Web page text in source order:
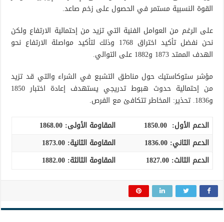
القوة النسبية مستمر في الحصول على زخم صاعد.
على الرغم من العوامل الفنية التي تزيد من إحتمالية الارتفاع ولكن
نحن نفضل تأكيد اختراق 1768 وذلك لتأكيد مواصلة الارتفاع نحو
الهدف الممتد 1873 و1882 على التوالي.
مؤشر ستوكاستيك حول مناطق التشبع في الشراء والتي قد تزيد
من إحتمالية حدوث هبوط تدريجي يستهدف إعادة اختبار 1850
و1836. تحذير: المخاطر تتكافئ مع الفرص.
الدعم الأول: 1850.00 المقاومة الأولى: 1868.00
الدعم الثاني: 1836.00 المقاومة الثانية: 1873.00
الدعم الثالث:
1827.00 المقاومة الثالثة: 1882.00